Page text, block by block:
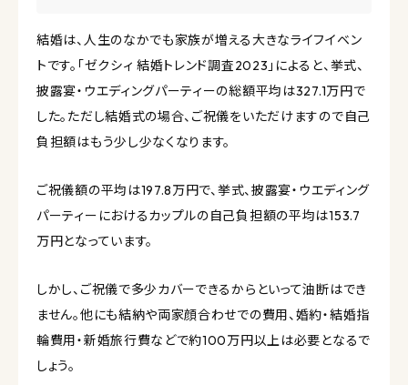
結婚は、人生のなかでも家族が増える大きなライフイベン
トです。「ゼクシィ 結婚トレンド調査2023」によると、挙式、
披露宴・ウエディングパーティーの総額平均は327.1万円で
した。ただし結婚式の場合、ご祝儀をいただけますので自己
負担額はもう少し少なくなります。
ご祝儀額の平均は197.8万円で、挙式、披露宴・ウエディング
パーティーにおけるカップルの自己負担額の平均は153.7
万円となっています。
しかし、ご祝儀で多少カバーできるからといって油断はでき
ません。他にも結納や両家顔合わせでの費用、婚約・結婚指
輪費用・新婚旅行費などで約100万円以上は必要となるで
しょう。